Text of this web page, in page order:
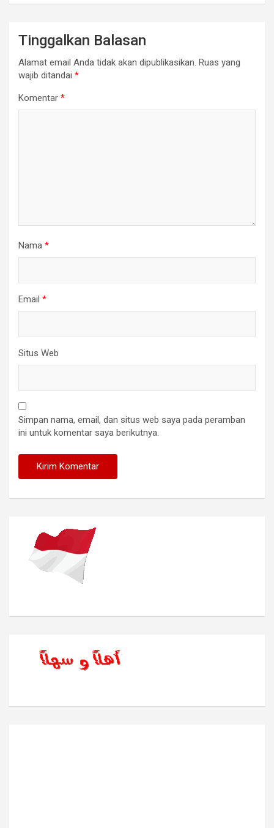
Tinggalkan Balasan
Alamat email Anda tidak akan dipublikasikan. Ruas yang
wajib ditandai *
Komentar *
Nama *
Email *
Situs Web
Simpan nama, email, dan situs web saya pada peramban
ini untuk komentar saya berikutnya.